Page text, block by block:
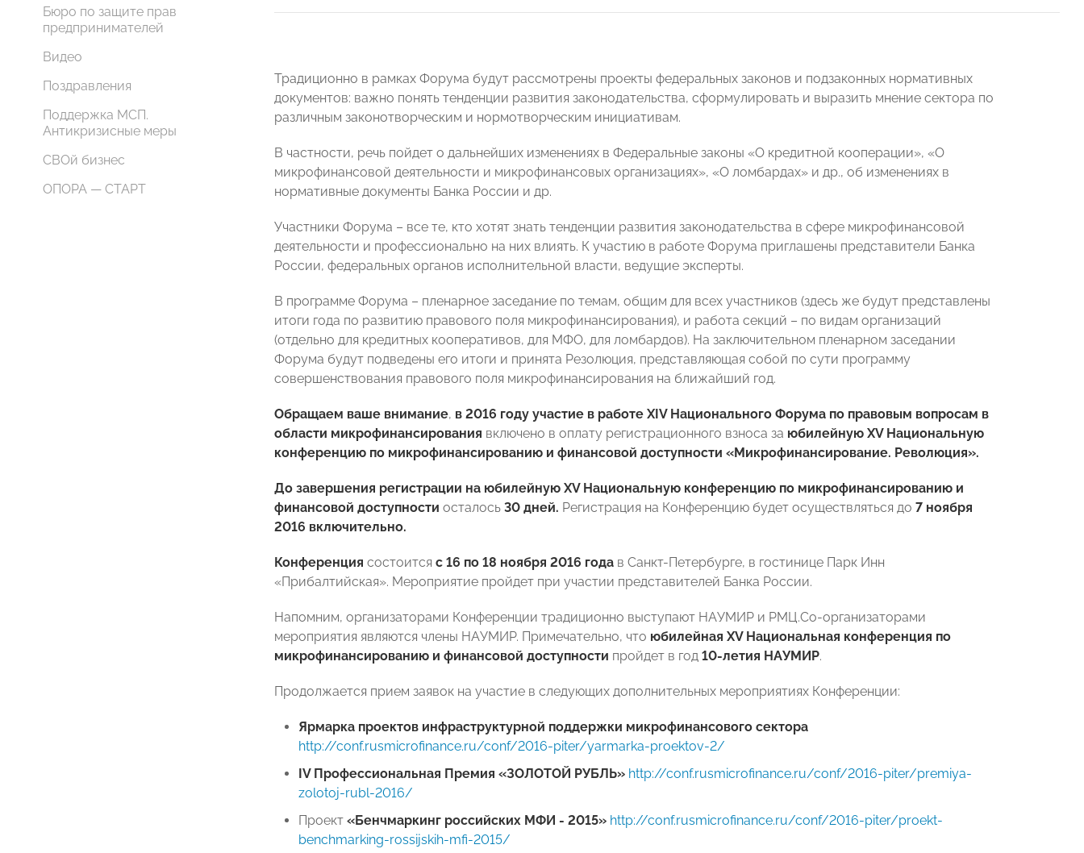
Бюро по защите прав
предпринимателей
Видео
Поздравления
Поддержка МСП.
Антикризисные меры
СВОй бизнес
ОПОРА — СТАРТ
Традиционно в рамках Форума будут рассмотрены проекты федеральных законов и подзаконных нормативных
документов: важно понять тенденции развития законодательства, сформулировать и выразить мнение сектора по
различным законотворческим и нормотворческим инициативам.
В частности, речь пойдет о дальнейших изменениях в Федеральные законы «О кредитной кооперации», «О
микрофинансовой деятельности и микрофинансовых организациях», «О ломбардах» и др., об изменениях в
нормативные документы Банка России и др.
Участники Форума – все те, кто хотят знать тенденции развития законодательства в сфере микрофинансовой
деятельности и профессионально на них влиять. К участию в работе Форума приглашены представители Банка
России, федеральных органов исполнительной власти, ведущие эксперты.
В программе Форума – пленарное заседание по темам, общим для всех участников (здесь же будут представлены
итоги года по развитию правового поля микрофинансирования), и работа секций – по видам организаций
(отдельно для кредитных кооперативов, для МФО, для ломбардов). На заключительном пленарном заседании
Форума будут подведены его итоги и принята Резолюция, представляющая собой по сути программу
совершенствования правового поля микрофинансирования на ближайший год.
Обращаем ваше внимание, в 2016 году участие в работе XIVНационального Форума по правовым вопросам в
области микрофинансирования включено в оплату регистрационного взноса за юбилейную XV Национальную
конференцию по микрофинансированию и финансовой доступности «Микрофинансирование. Революция».
До завершения регистрации на юбилейную XV Национальную конференцию по микрофинансированию и
финансовой доступности осталось 30 дней. Регистрация на Конференцию будет осуществляться до 7 ноября
2016 включительно.
Конференция состоится с 16 по 18 ноября 2016 года в Санкт-Петербурге, в гостинице Парк Инн
«Прибалтийская». Мероприятие пройдет при участии представителей Банка России.
Напомним, организаторами Конференции традиционно выступают НАУМИР и РМЦ.Со-организаторами
мероприятия являются члены НАУМИР. Примечательно, что юбилейная XV Национальная конференция по
микрофинансированию и финансовой доступности пройдет в год 10-летия НАУМИР.
Продолжается прием заявок на участие в следующих дополнительных мероприятиях Конференции:
Ярмарка проектов инфраструктурной поддержки микрофинансового сектора
http://conf.rusmicrofinance.ru/conf/2016-piter/yarmarka-proektov-2/
IVПрофессиональная Премия «ЗОЛОТОЙ РУБЛЬ» http://conf.rusmicrofinance.ru/conf/2016-piter/premiya-
zolotoj-rubl-2016/
Проект «Бенчмаркинг российских МФИ - 2015» http://conf.rusmicrofinance.ru/conf/2016-piter/proekt-
benchmarking-rossijskih-mfi-2015/